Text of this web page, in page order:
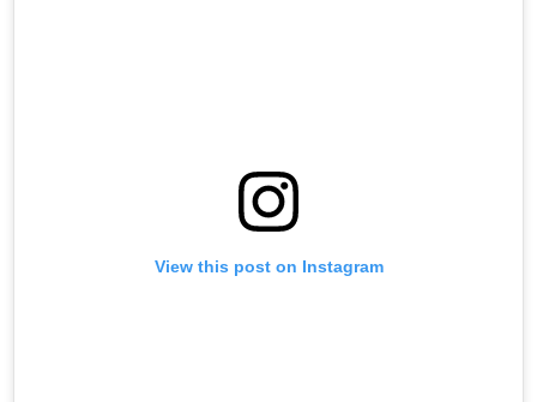
View this post on Instagram